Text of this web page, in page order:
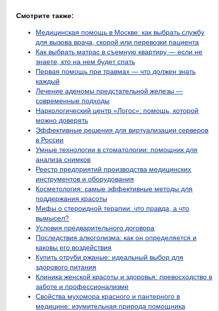
Смотрите также:
Медицинская помощь в Москве: как выбрать службу
для вызова врача, скорой или перевозки пациента
Как выбрать матрас в съемную квартиру — если не
знаете, кто на нем будет спать
Первая помощь при травмах — что должен знать
каждый
Лечение аденомы предстательной железы —
современные подходы
Наркологический центр «Логос»: помощь, которой
можно доверять
Эффективные решения для виртуализации серверов
в России
Умные технологии в стоматологии: помощник для
анализа снимков
Реестр предприятий производства медицинских
инструментов и оборудования
Косметология: самые эффективные методы для
поддержания красоты
Мифы о стероидной терапии: что правда, а что
вымысел?
Условия предварительного договора
Последствия алкоголизма: как он определяется и
каковы его воздействия
Купить отруби ржаные: идеальный выбор для
здорового питания
Клиника женской красоты и здоровья: превосходство в
заботе и профессионализме
Свойства мухомора красного и пантерного в
медицине: изумительная природа помощника